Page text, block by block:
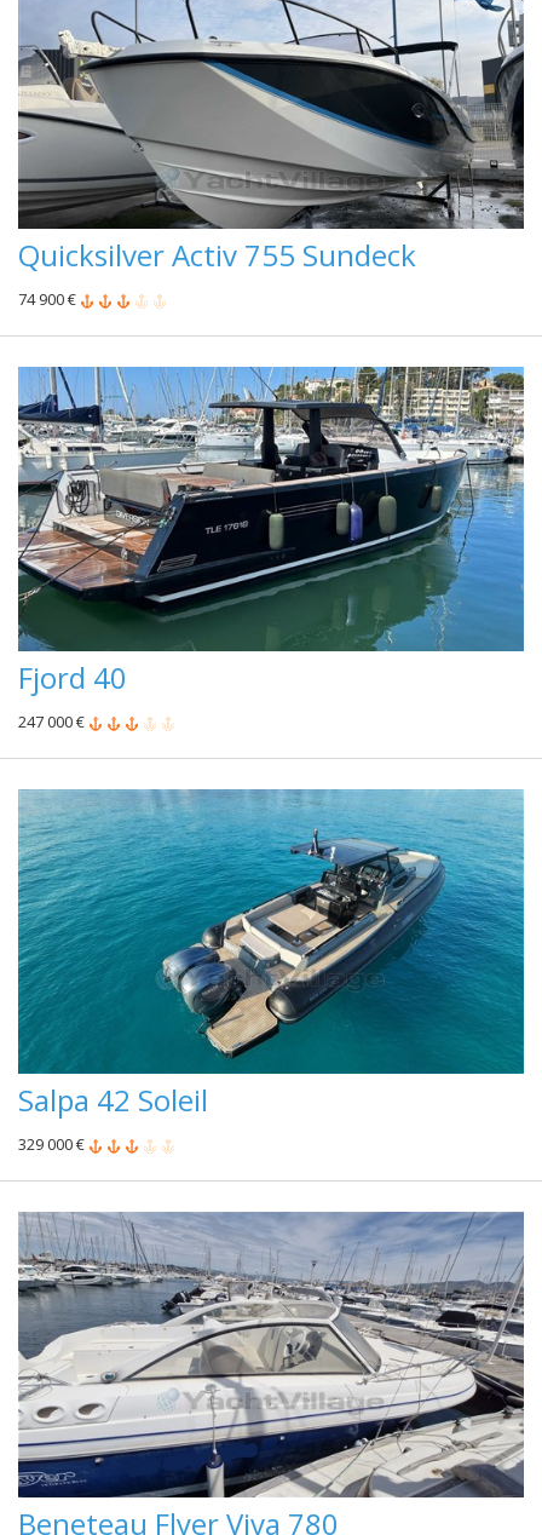
Quicksilver Activ 755 Sundeck
74 900 €
Fjord 40
247 000 €
Salpa 42 Soleil
329 000 €
Beneteau Flyer Viva 780